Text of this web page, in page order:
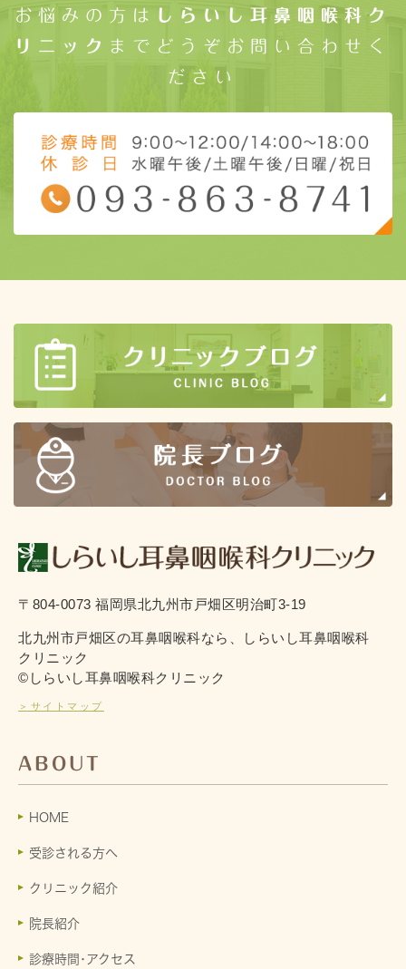
お悩みの方は しらいし耳鼻咽喉科ク
リニック までどうぞお問い合わせく
ださい
〒804-0073 福岡県北九州市戸畑区明治町3-19
北九州市戸畑区の耳鼻咽喉科なら、しらいし耳鼻咽喉科
クリニック
©しらいし耳鼻咽喉科クリニック
＞サイトマップ
ABOUT
HOME
受診される方へ
クリニック紹介
院長紹介
診療時間･アクセス